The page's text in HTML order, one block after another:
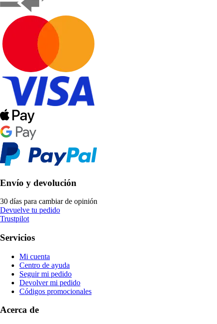
Envío y devolución
30 días para cambiar de opinión
Devuelve tu pedido
Trustpilot
Servicios
Mi cuenta
Centro de ayuda
Seguir mi pedido
Devolver mi pedido
Códigos promocionales
Acerca de